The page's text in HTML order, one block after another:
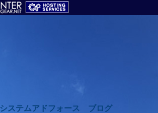
システムアドフォース ブログ